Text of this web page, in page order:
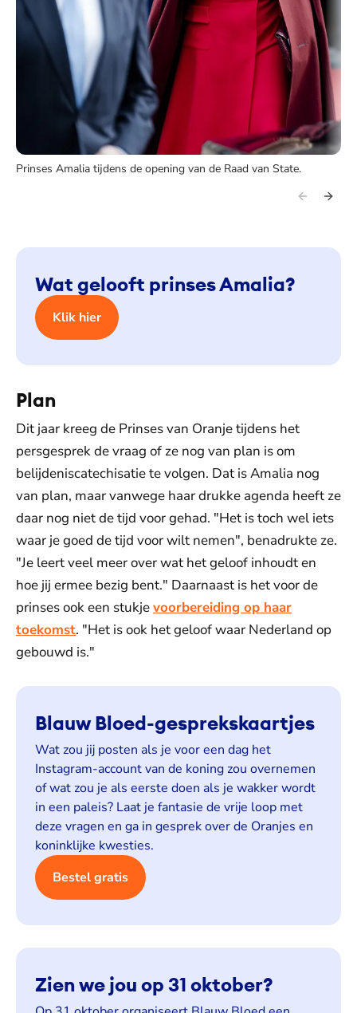
Prinses Amalia tijdens de opening van de Raad van State.
Wat gelooft prinses Amalia?
Klik hier
Plan
Dit jaar kreeg de Prinses van Oranje tijdens het
persgesprek de vraag of ze nog van plan is om
belijdeniscatechisatie te volgen. Dat is Amalia nog
van plan, maar vanwege haar drukke agenda heeft ze
daar nog niet de tijd voor gehad. "Het is toch wel iets
waar je goed de tijd voor wilt nemen", benadrukte ze.
"Je leert veel meer over wat het geloof inhoudt en
hoe jij ermee bezig bent." Daarnaast is het voor de
prinses ook een stukjevoorbereiding op haar
toekomst. "Het is ook het geloof waar Nederland op
gebouwd is."
Blauw Bloed-gesprekskaartjes
Wat zou jij posten als je voor een dag het
Instagram-account van de koning zou overnemen
of wat zou je als eerste doen als je wakker wordt
in een paleis? Laat je fantasie de vrije loop met
deze vragen en ga in gesprek over de Oranjes en
koninklijke kwesties.
Bestel gratis
Zien we jou op 31 oktober?